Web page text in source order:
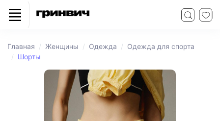
Главная Женщины Одежда
Одежда для спорта
Шорты